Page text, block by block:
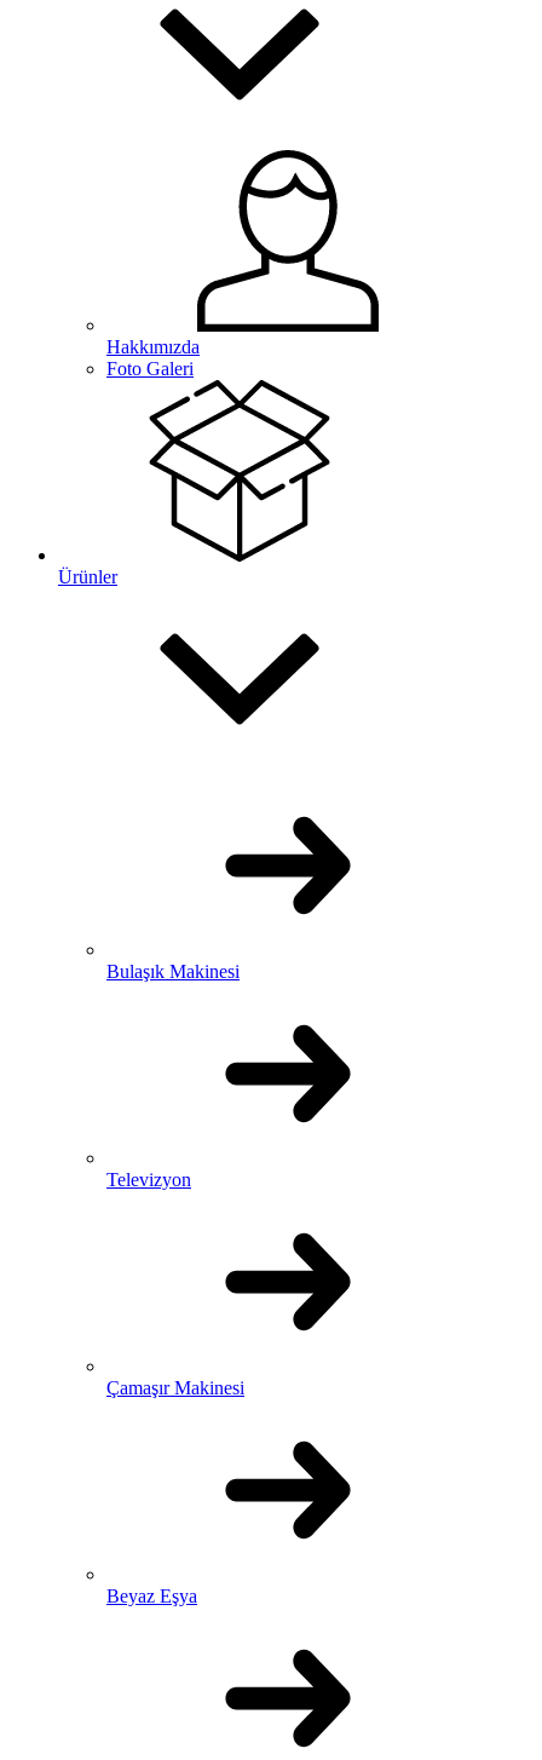
Hakkımızda
Foto Galeri
Ürünler
Bulaşık Makinesi
Televizyon
Çamaşır Makinesi
Beyaz Eşya